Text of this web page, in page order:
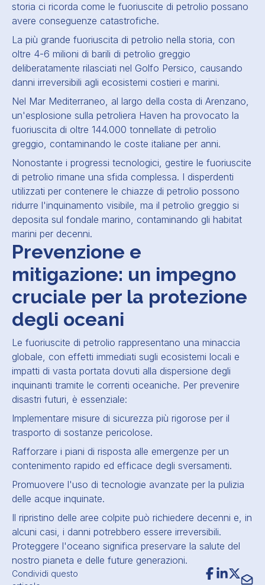
Condividi questo
storia ci ricorda come le fuoriuscite di petrolio possano
avere conseguenze catastrofiche.
La più grande fuoriuscita di petrolio nella storia, con
oltre 4-6 milioni di barili di petrolio greggio
deliberatamente rilasciati nel Golfo Persico, causando
danni irreversibili agli ecosistemi costieri e marini.
Nel Mar Mediterraneo, al largo della costa di Arenzano,
un'esplosione sulla petroliera Haven ha provocato la
fuoriuscita di oltre 144.000 tonnellate di petrolio
greggio, contaminando le coste italiane per anni.
Nonostante i progressi tecnologici, gestire le fuoriuscite
di petrolio rimane una sfida complessa. I disperdenti
utilizzati per contenere le chiazze di petrolio possono
ridurre l'inquinamento visibile, ma il petrolio greggio si
deposita sul fondale marino, contaminando gli habitat
marini per decenni.
Prevenzione e
mitigazione: un impegno
cruciale per la protezione
degli oceani
Le fuoriuscite di petrolio rappresentano una minaccia
globale, con effetti immediati sugli ecosistemi locali e
impatti di vasta portata dovuti alla dispersione degli
inquinanti tramite le correnti oceaniche. Per prevenire
disastri futuri, è essenziale:
Implementare misure di sicurezza più rigorose per il
trasporto di sostanze pericolose.
Rafforzare i piani di risposta alle emergenze per un
contenimento rapido ed efficace degli sversamenti.
Promuovere l'uso di tecnologie avanzate per la pulizia
delle acque inquinate.
Il ripristino delle aree colpite può richiedere decenni e, in
alcuni casi, i danni potrebbero essere irreversibili.
Proteggere l'oceano significa preservare la salute del
nostro pianeta e delle future generazioni.